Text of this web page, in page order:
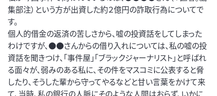
集部注）という方が出資した約２億円の詐取行為についてで
す。
個人的借金の返済の苦しさから、嘘の投資話をしてしまった
わけですが、●●さんからの借り入れについては、私の嘘の投
資話を聞きつけ、「事件屋」「ブラックジャーナリスト」と呼ばれ
る面々が、弱みのある私に、その件をマスコミに公表すると脅
したり、そうした輩から守ってやるなどと甘い言葉をかけて来